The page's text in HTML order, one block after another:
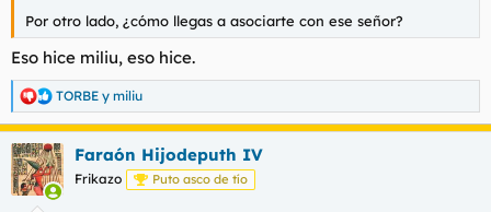
Por otro lado, ¿cómo llegas a asociarte con ese señor?
Eso hice miliu, eso hice.
R
e
c
c
i
TORBE y miliu
Faraón Hijodeputh IV
Frikazo Puto asco de tío